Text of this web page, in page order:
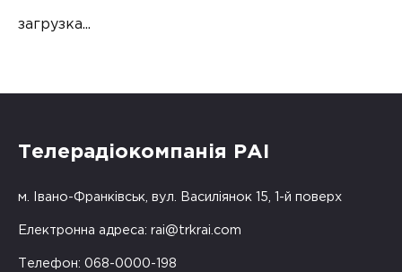
загрузка...
Телерадіокомпанія РАІ
м. Івано-Франківськ, вул. Василіянок 15, 1-й поверх
Електронна адреса: rai@trkrai.com
Телефон: 068-0000-198